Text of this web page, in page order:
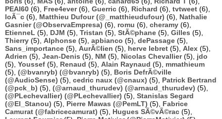
PEAI60 (6), Free4ever(6), Guerric (6), Richard (6), tvtweet (6),
loÃ¯c (6), Matthieu Dufour (@_matthieudufour) (6), Nathalie
Gasnier (@ObservaEmpresa) (6), romu (6), cheramy (6),
EtienneL (5), DJM (5), Tristan (5), StÃ©phane (5), Gilles (5),
Thierry (5), Alphonse (5), apbianco (5), dePassage (5),
Sans_importance (5), AurÃ©lien (5), herve lebret (5), Alex (5),
Adrien (5), Jean-Denis (5), NM (5), Nicolas Chevallier(5), jdo
(5), Youssef (5), Renaud (5), Alain Raynaud (5), mmathieum
(5), (@bvanryb) (@bvanryb) (5), Boris DefrÃ©ville
(@AudioSense) (5), cedric naux (@cnaux) (5), Patrick Bertrand
(@pck_b) (5), (@arnaud_thurudev) (@arnaud_thurudev) (5),
(@PLechevallier) (@PLechevallier) (5), Stanislas Segard
(@El_Stanou) (5), Pierre Mawas (@PemLT) (5), Fabrice
Camurat (@fabricecamurat) (5), Hugues SÃ©vÃ©rac (5),